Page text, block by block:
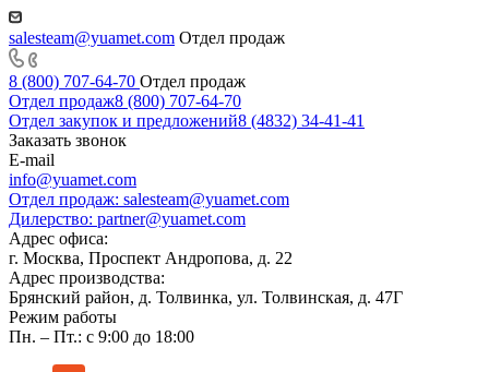
salesteam@yuamet.com Отдел продаж
8 (800) 707-64-70 Отдел продаж
Отдел продаж8 (800) 707-64-70
Отдел закупок и предложений8 (4832) 34-41-41
Заказать звонок
E-mail
info@yuamet.com
Отдел продаж: salesteam@yuamet.com
Дилерство: partner@yuamet.com
Адрес офиса:
г. Москва, Проспект Андропова, д. 22
Адрес производства:
Брянский район, д. Толвинка, ул. Толвинская, д. 47Г
Режим работы
Пн. – Пт.: с 9:00 до 18:00